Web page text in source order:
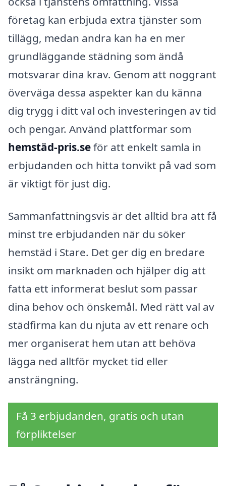
företag kan erbjuda extra tjänster som
tillägg, medan andra kan ha en mer
grundläggande städning som ändå
motsvarar dina krav. Genom att noggrant
överväga dessa aspekter kan du känna
dig trygg i ditt val och investeringen av tid
och pengar. Använd plattformar som
hemstäd-pris.seför att enkelt samla in
erbjudanden och hitta tonvikt på vad som
är viktigt för just dig.
Sammanfattningsvis är det alltid bra att få
minst tre erbjudanden när du söker
hemstäd i Stare. Det ger dig en bredare
insikt om marknaden och hjälper dig att
fatta ett informerat beslut som passar
dina behov och önskemål. Med rätt val av
städfirma kan du njuta av ett renare och
mer organiserat hem utan att behöva
lägga ned alltför mycket tid eller
ansträngning.
Få 3 erbjudanden, gratis och utan
förpliktelser